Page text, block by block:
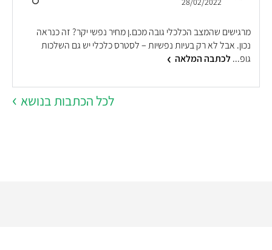
מרגישים שהמצב הכלכלי גובה מכם.ן מחיר נפשי יקר? זה כנראה
נכון. אבל לא רק בעיות נפשיות – לסטרס כלכלי יש גם השלכות
גופ...לכתבה המלאה
לכל הכתבות בנושא